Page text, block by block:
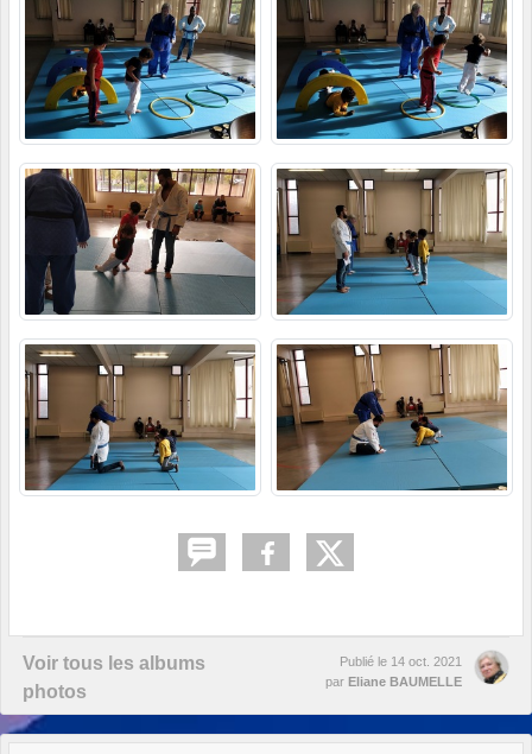
Voir tous les albums
photos
Publié le 14 oct. 2021
par Eliane BAUMELLE